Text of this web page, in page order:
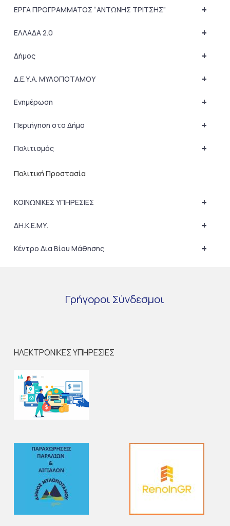
+
ΕΡΓΑ ΠΡΟΓΡΑΜΜΑΤΟΣ “ΑΝΤΩΝΗΣ ΤΡΙΤΣΗΣ”
+
ΕΛΛΑΔΑ 2.0
+
Δήμος
+
Δ.Ε.Υ.Α. ΜΥΛΟΠΟΤΑΜΟΥ
+
Ενημέρωση
+
Περιήγηση στο Δήμο
+
Πολιτισμός
Πολιτική Προστασία
+
ΚΟΙΝΩΝΙΚΕΣ ΥΠΗΡΕΣΙΕΣ
+
ΔΗ.Κ.Ε.ΜΥ.
+
Κέντρο Δια Βίου Μάθησης
Γρήγοροι Σύνδεσμοι
ΗΛΕΚΤΡΟΝΙΚΕΣ ΥΠΗΡΕΣΙΕΣ